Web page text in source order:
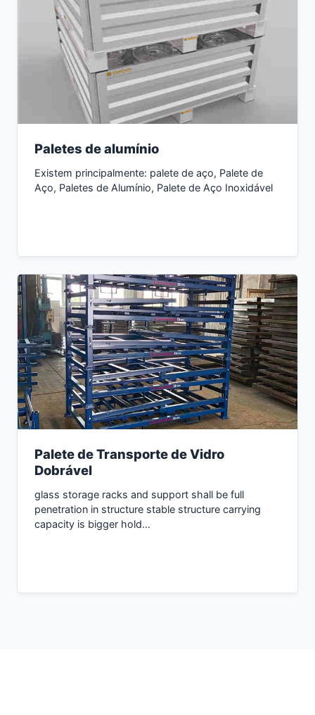
Paletes de alumínio
Existem principalmente: palete de aço, Palete de
Aço, Paletes de Alumínio, Palete de Aço Inoxidável
Palete de Transporte de Vidro
Dobrável
glass storage racks and support shall be full
penetration in structure stable structure carrying
capacity is bigger hold…